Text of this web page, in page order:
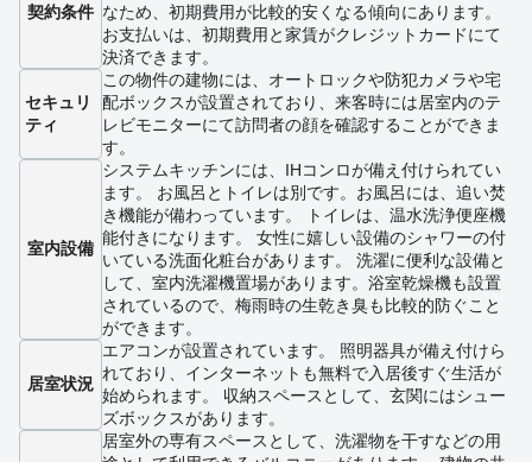
契約条件 なため、初期費用が比較的安くなる傾向にあります。
お支払いは、初期費用と家賃がクレジットカードにて
決済できます。
セキュリ
ティ
この物件の建物には、オートロックや防犯カメラや宅
配ボックスが設置されており、来客時には居室内のテ
レビモニターにて訪問者の顔を確認することができま
す。
室内設備
システムキッチンには、IHコンロが備え付けられてい
ます。 お風呂とトイレは別です。お風呂には、追い焚
き機能が備わっています。 トイレは、温水洗浄便座機
能付きになります。 女性に嬉しい設備のシャワーの付
いている洗面化粧台があります。 洗濯に便利な設備と
して、室内洗濯機置場があります。浴室乾燥機も設置
されているので、梅雨時の生乾き臭も比較的防ぐこと
ができます。
居室状況
エアコンが設置されています。 照明器具が備え付けら
れており、インターネットも無料で入居後すぐ生活が
始められます。 収納スペースとして、玄関にはシュー
ズボックスがあります。
居室外の専有スペースとして、洗濯物を干すなどの用